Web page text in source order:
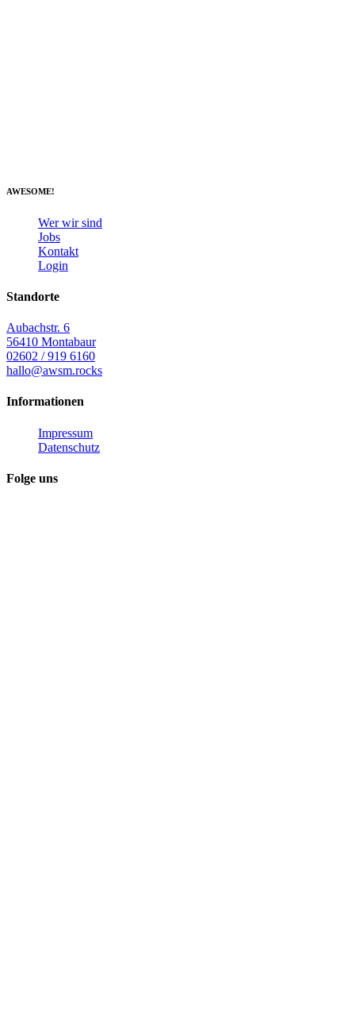
AWESOME!
Wer wir sind
Jobs
Kontakt
Login
Standorte
Aubachstr. 6
56410 Montabaur
02602 / 919 6160
hallo@awsm.rocks
Informationen
Impressum
Datenschutz
Folge uns